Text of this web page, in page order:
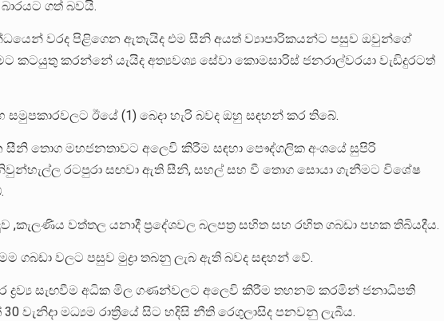
ගත් බවයි.
වරද පිළිගෙන ඇතැයිද එම සීනි අයත් ව්‍යාපාරිකයන්ට පසුව ඔවුන්ගේ
කටයුතු කරන්නේ යැයිද අත්‍යවශ්‍ය සේවා කොමසාරිස් ජනරාල්වරයා වැඩිදුරටත්
ඊයේ (1) බෙදා හැරි බවද ඔහු සඳහන් කර තිබේ.
සීනි තොග මහජනතාවට අලෙවි කිරීම සඳහා පෞද්ගලික අංශයේ සුපිරි
රටපුරා සඟවා ඇති සීනි, සහල් සහ වී තොග සොයා ගැනීමට විශේෂ
වත්තල යනාදී ප්‍රදේශවල බලපත්‍ර සහිත සහ රහිත ගබඩා පහක තිබියදීය.
වලට පසුව මුද්‍රා තබනු ලැබ ඇති බවද සඳහන් වේ.
ද්‍රව්‍ය සැඟවීම අධික මිල ගණන්වලට අලෙවි කිරීම තහනම් කරමින් ජනාධිපති
වැනිදා මධ්‍යම රාත්‍රියේ සිට හදිසි නීති රෙගුලාසිද පනවනු ලැබීය.